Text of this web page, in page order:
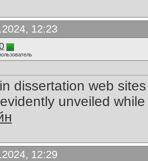
12:23
dissertation web
unveiled
12:29